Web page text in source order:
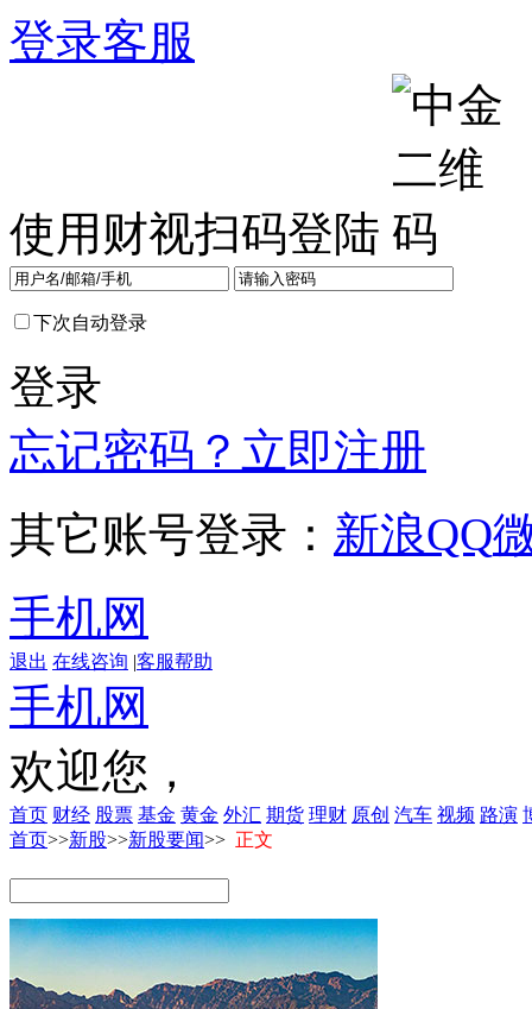
登录客服
使用财视扫码登陆
下次自动登录
登录
忘记密码？ 立即注册
其它账号登录： 新浪QQ
手机网
退出 在线咨询 |客服帮助
手机网
欢迎您，
首页 财经 股票 基金 黄金 外汇 期货 理财 原创 汽车 视频 路演
首页>>新股>>新股要闻>> 正文